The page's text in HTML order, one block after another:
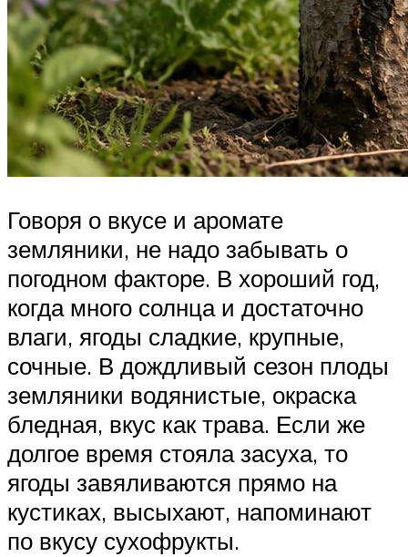
Говоря о вкусе и аромате
земляники, не надо забывать о
погодном факторе. В хороший год,
когда много солнца и достаточно
влаги, ягоды сладкие, крупные,
сочные. В дождливый сезон плоды
земляники водянистые, окраска
бледная, вкус как трава. Если же
долгое время стояла засуха, то
ягоды завяливаются прямо на
кустиках, высыхают, напоминают
по вкусу сухофрукты.